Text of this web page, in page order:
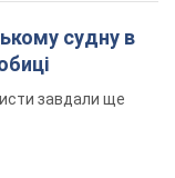
судну в
завдали ще